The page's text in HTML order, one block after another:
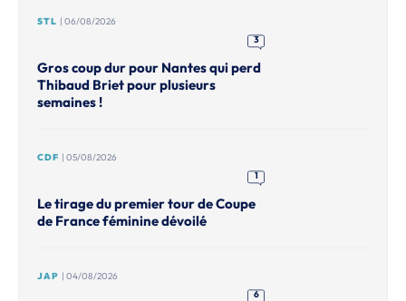
STL | 06/08/2026
3
Gros coup dur pour Nantes qui perd
Thibaud Briet pour plusieurs
semaines !
CDF | 05/08/2026
1
Le tirage du premier tour de Coupe
de France féminine dévoilé
JAP | 04/08/2026
6